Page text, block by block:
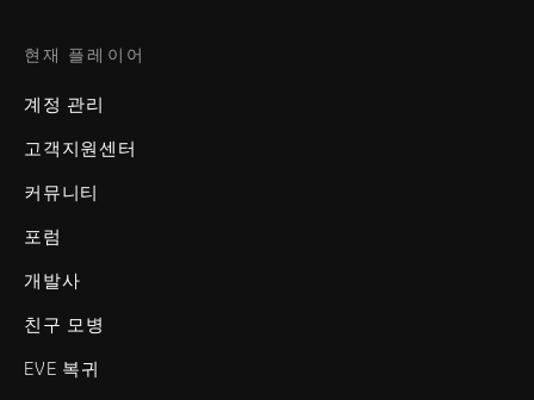
현재 플레이어
계정 관리
고객지원센터
커뮤니티
포럼
개발사
친구 모병
EVE 복귀